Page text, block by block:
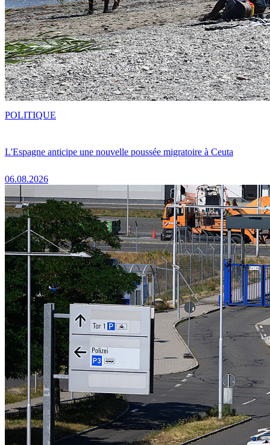
L'Espagne anticipe une nouvelle poussée migratoire à Ceuta
06.08.2026
POLITIQUE